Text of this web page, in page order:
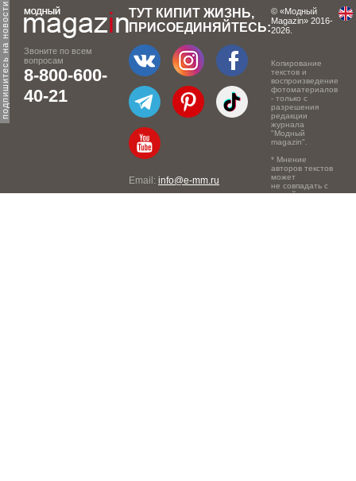
подпишитесь на новости брендов
Звоните по всем
вопросам
8-800-600-
40-21
ТУТ КИПИТ ЖИЗНЬ,
ПРИСОЕДИНЯЙТЕСЬ:
Email: info@e-mm.ru
© «Модный
Magazin» 2016-
2026.
Копирование
текстов и
воспроизведение
фотоматериалов
- только с
разрешения
редакции
журнала
"Модный
magazin".
* Мнение
авторов текстов
может
не совпадать с
точкой зрения